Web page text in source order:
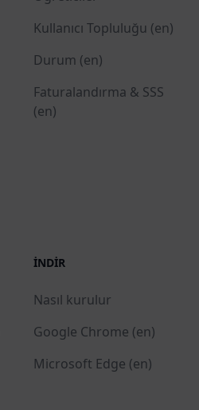
Kullanıcı Topluluğu (en)
Durum (en)
Faturalandırma & SSS
(en)
İNDIR
Nasıl kurulur
Google Chrome (en)
Microsoft Edge (en)